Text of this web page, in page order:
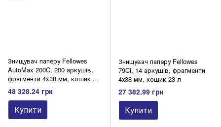
Знищувач паперу Fellowes
AutoMax 200C, 200 аркушів,
фрагменти 4x38 мм, кошик 32
л
48 328.24 грн
Купити
Знищувач паперу Fellowes
79Ci, 14 аркушів, фрагменти
4х38 мм, кошик 23 л
27 382.99 грн
Купити